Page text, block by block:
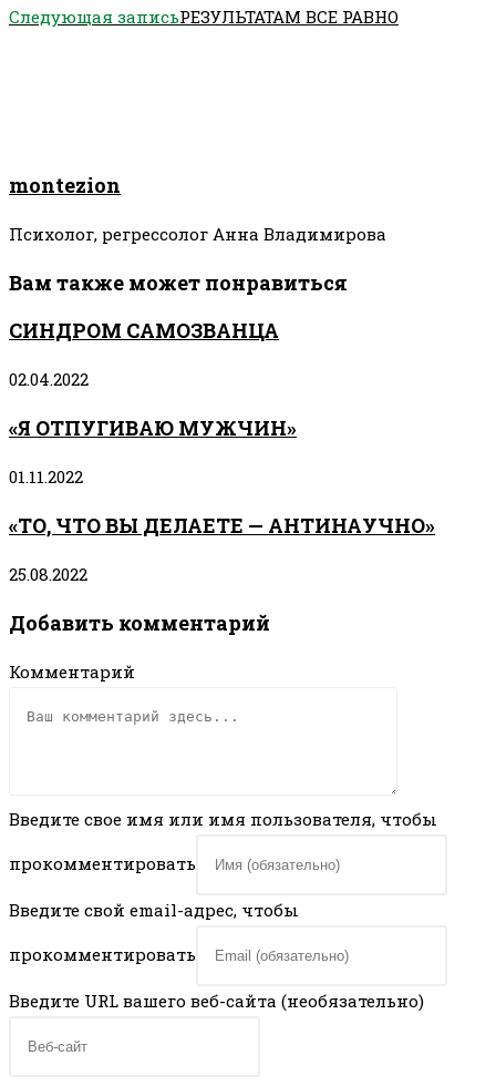
Следующая записьРЕЗУЛЬТАТАМ ВСЕ РАВНО
montezion
Психолог, регрессолог Анна Владимирова
Вам также может понравиться
СИНДРОМ САМОЗВАНЦА
02.04.2022
«Я ОТПУГИВАЮ МУЖЧИН»
01.11.2022
«ТО, ЧТО ВЫ ДЕЛАЕТЕ — АНТИНАУЧНО»
25.08.2022
Добавить комментарий
Комментарий
Введите свое имя или имя пользователя, чтобы
прокомментировать
Введите свой email-адрес, чтобы
прокомментировать
Введите URL вашего веб-сайта (необязательно)